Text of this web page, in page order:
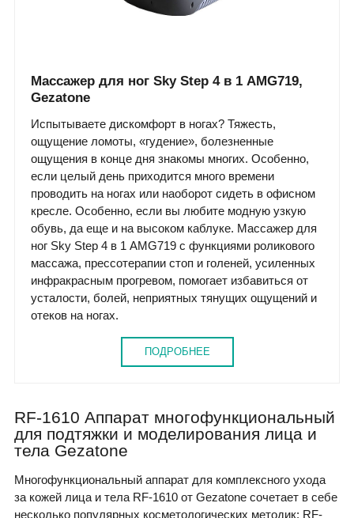
Массажер для ног Sky Step 4 в 1 AMG719,
Gezatone
Испытываете дискомфорт в ногах? Тяжесть,
ощущение ломоты, «гудение», болезненные
ощущения в конце дня знакомы многих. Особенно,
если целый день приходится много времени
проводить на ногах или наоборот сидеть в офисном
кресле. Особенно, если вы любите модную узкую
обувь, да еще и на высоком каблуке. Массажер для
ног Sky Step 4 в 1 AMG719 с функциями роликового
массажа, прессотерапии стоп и голеней, усиленных
инфракрасным прогревом, помогает избавиться от
усталости, болей, неприятных тянущих ощущений и
отеков на ногах.
ПОДРОБНЕЕ
RF-1610 Аппарат многофункциональный
для подтяжки и моделирования лица и
тела Gezatone
Многофункциональный аппарат для комплексного ухода
за кожей лица и тела RF-1610 от Gezatone сочетает в себе
несколько популярных косметологических методик: RF-